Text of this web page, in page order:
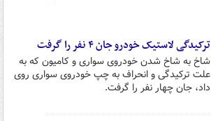
ترکیدگی لاستیک خودرو جان ۴ نفر را گرفت
شاخ به شاخ شدن خودروی سواری و کامیون که به
علت ترکیدگی و انحراف به چپ خودروی سواری روی
داد، جان چهار نفر را گرفت.